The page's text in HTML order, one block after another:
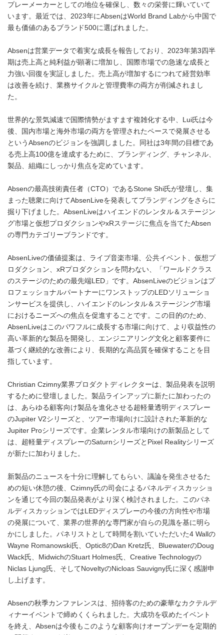
プレーメーカーとしての地位を確保し、数々の栄誉に輝いていて
います。最近では、2023年にAbsenはWorld Brand Labから中国で
最も価値のあるブランド500に選ばれました。
Absenは営業データで着実な成長を報告しており、2023年第3四半
期は売上高と純利益が顕著に増加し、国際市場での急速な成長と
力強い回復を実証しました。売上高が増加するにつれて経営効率
は改善を続け、業務サイクルと管理費率の両方が削減されまし
た。
世界的な景気減速で国際情勢がますます複雑化する中、Lui氏は今
後、国内市場と海外市場の両方を管理されたペースで発展させる
というAbsenのビジョンを強調しました。同社は3年間の目標であ
る売上高100億を達成するために、ブランディング、チャンネル、
製品、組織にしっかり焦点を定めています。
Absenの最高技術責任者（CTO）であるStone Shi氏が登壇し、集
まった聴衆に向けてAbsenLiveを発表してブランディングをさらに
掘り下げました。AbsenLiveはハイエンドのレンタル＆ステージン
グ市場と仮想プロダクションやxRステージに焦点を当てたAbsen
の専門カテゴリーブランドです。
AbsenLiveの価値提案は、ライブ音楽市場、公共イベント、仮想プ
ロダクション、xRプロダクションを問わない、「ワールドクラス
のステージのための最先端LED」です。AbsenLiveのビジョンはプ
ロフェッショナルパートナーにワンストップのLEDソリューショ
ンサービスを提供し、ハイエンドのレンタル＆ステージング市場
におけるニーズへの焦点を促進することです。この目的のため、
AbsenLiveはこのパワフルに成長する市場に向けて、より収益性の
高い革新的な製品を開発し、エンジニアリング文化と顧客要件に
基づく継続的な改善により、長期的な高品質を確保することを目
指しています。
Christian Czimny業界プロダクトディレクターは、製品発表を説明
するために登壇しました。製品ラインアップに新たに加わったの
は、あらゆる顧客向け製品を進化させる超軽量透明ディスプレー
のJupiter V2シリーズと、ツアー市場向けに設計された革新的な
Jupiter Proシリーズです。企業レンタル市場向けの新製品として
は、超軽量ディスプレーのSaturnシリーズとPixel Realityシリーズ
が新たに加わりました。
新製品のニュースを十分に理解してもらい、議論を発生させるた
めの短い休憩の後、Czimny氏の司会によるパネルディスカッショ
ンを通じて今回の製品発表がより深く検討されました。このパネ
ルディスカッションではLEDディスプレーの今後の方向性や市場
の発展について、業界の世界的な専門家が自らの見識を基に明ら
かにしました。パネリストとして時間を割いていただいた4 Wallの
Wayne Romanowski氏、Optic8のDan Kretz氏、BluewaterのDoug
Wack氏、MidwichのStuart Holmes氏、Creative Technologyの
Niclas Ljung氏、そしてNoveltyのNicloas Sauvigny氏に深く感謝申
し上げます。
Absenの秋季カンファレンスは、招待客のための豪華なカクテルデ
ィナーイベントで締めくくられました。大成功を収めたイベント
を終え、Absenは今後もこのような顧客向けオープンデーを定期的